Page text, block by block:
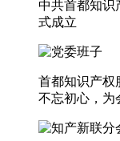
中共首都知识
式成立
首都知识产权
不忘初心，为